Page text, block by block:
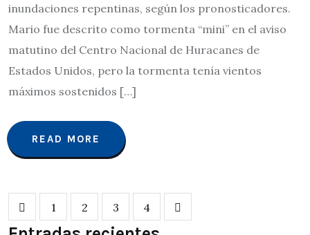
inundaciones repentinas, según los pronosticadores.
Mario fue descrito como tormenta “mini” en el aviso
matutino del Centro Nacional de Huracanes de
Estados Unidos, pero la tormenta tenía vientos
máximos sostenidos […]
READ MORE
1 2 3 4